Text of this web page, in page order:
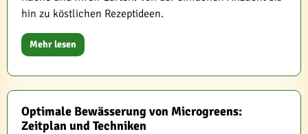
hin zu köstlichen Rezeptideen.
Mehr lesen
Optimale Bewässerung von Microgreens:
Zeitplan und Techniken